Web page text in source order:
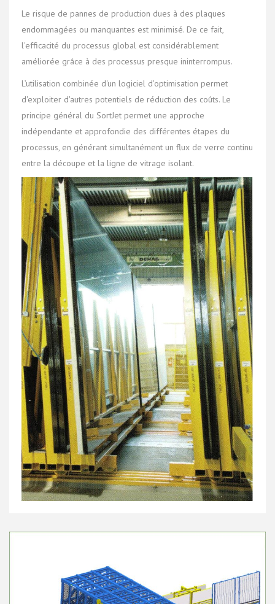
Le risque de pannes de production dues à des plaques
endommagées ou manquantes est minimisé. De ce fait,
l'efficacité du processus global est considérablement
améliorée grâce à des processus presque ininterrompus.
L’utilisation combinée d'un logiciel d'optimisation permet
d'exploiter d'autres potentiels de réduction des coûts. Le
principe général du SortJet permet une approche
indépendante et approfondie des différentes étapes du
processus, en générant simultanément un flux de verre continu
entre la découpe et la ligne de vitrage isolant.